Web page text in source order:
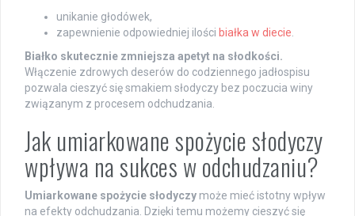
unikanie głodówek,
zapewnienie odpowiedniej ilości białka w diecie.
Białko skutecznie zmniejsza apetyt na słodkości.
Włączenie zdrowych deserów do codziennego jadłospisu
pozwala cieszyć się smakiem słodyczy bez poczucia winy
związanym z procesem odchudzania.
Jak umiarkowane spożycie słodyczy
wpływa na sukces w odchudzaniu?
Umiarkowane spożycie słodyczy może mieć istotny wpływ
na efekty odchudzania. Dzięki temu możemy cieszyć się